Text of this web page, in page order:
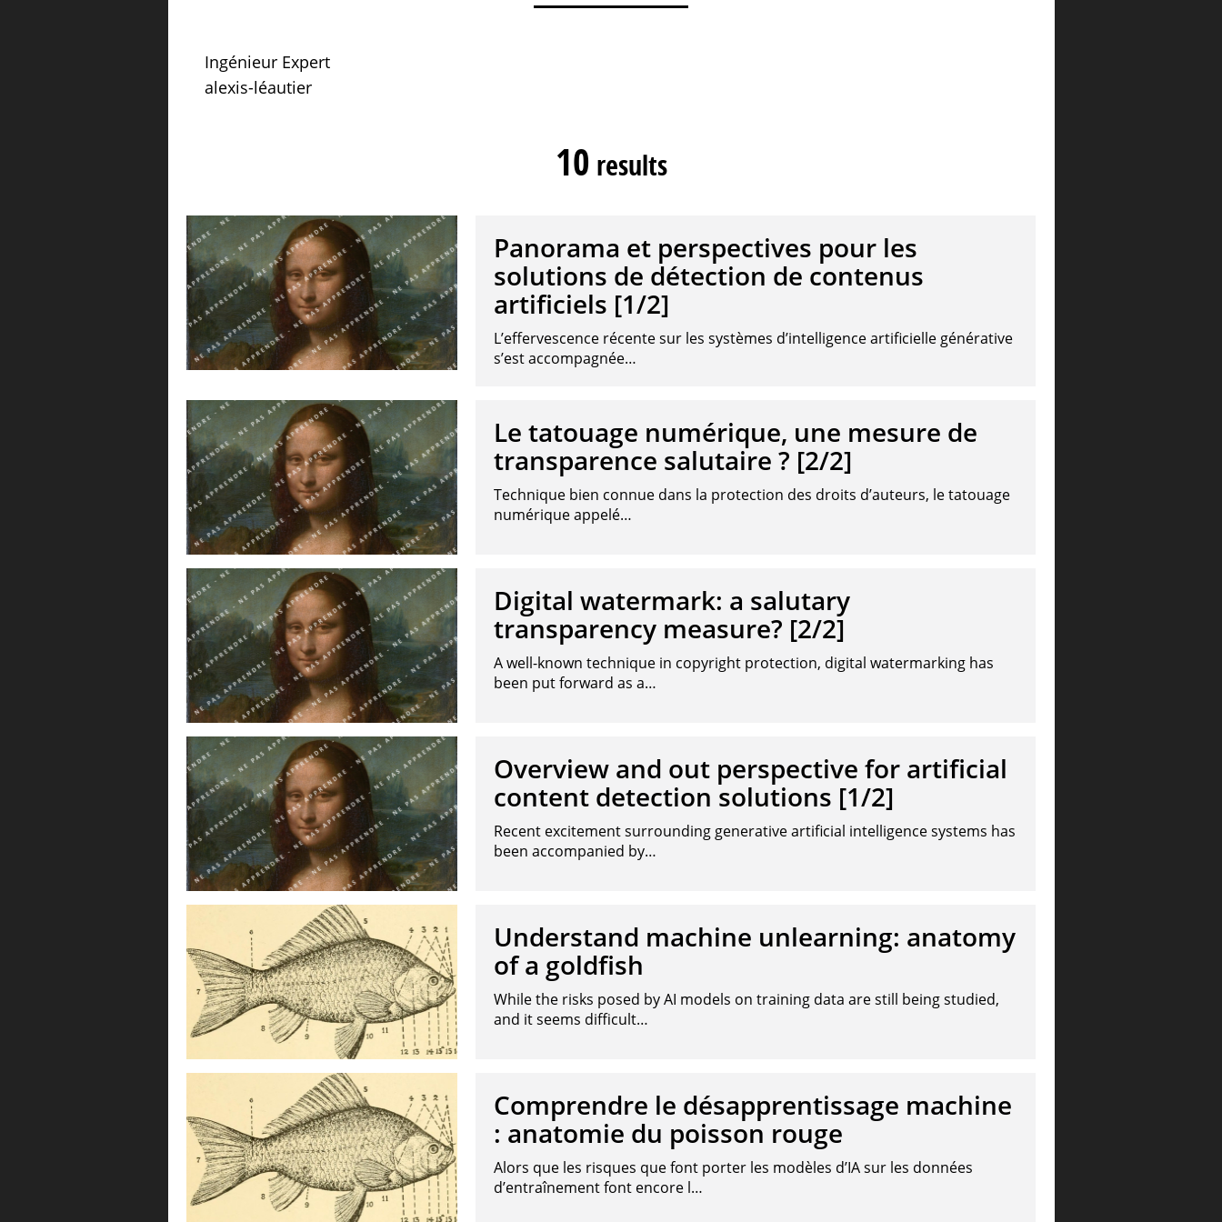
Ingénieur Expert
alexis-léautier
10 results
Panorama et perspectives pour les
solutions de détection de contenus
artificiels [1/2]
L’effervescence récente sur les systèmes d’intelligence artificielle générative
s’est accompagnée…
Le tatouage numérique, une mesure de
transparence salutaire ? [2/2]
Technique bien connue dans la protection des droits d’auteurs, le tatouage
numérique appelé…
Digital watermark: a salutary
transparency measure? [2/2]
A well-known technique in copyright protection, digital watermarking has
been put forward as a…
Overview and out perspective for artificial
content detection solutions [1/2]
Recent excitement surrounding generative artificial intelligence systems has
been accompanied by…
Understand machine unlearning: anatomy
of a goldfish
While the risks posed by AI models on training data are still being studied,
and it seems difficult…
Comprendre le désapprentissage machine
: anatomie du poisson rouge
Alors que les risques que font porter les modèles d’IA sur les données
d’entraînement font encore l…